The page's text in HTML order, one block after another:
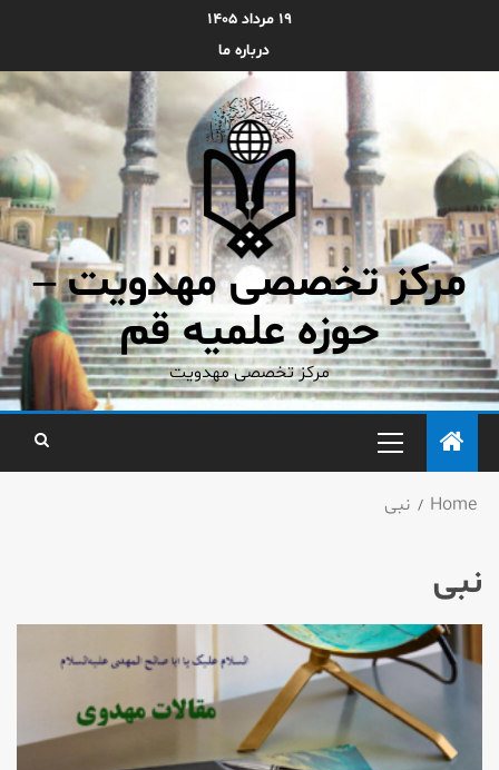
۱۹ مرداد ۱۴۰۵
درباره ما
مرکز تخصصی مهدویت –
حوزه علمیه قم
مرکز تخصصی مهدویت
Home نبی
نبی